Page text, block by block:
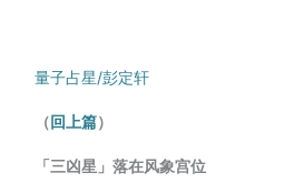
量子占星/彭定轩
（回上篇）
「三凶星」落在风象宫位